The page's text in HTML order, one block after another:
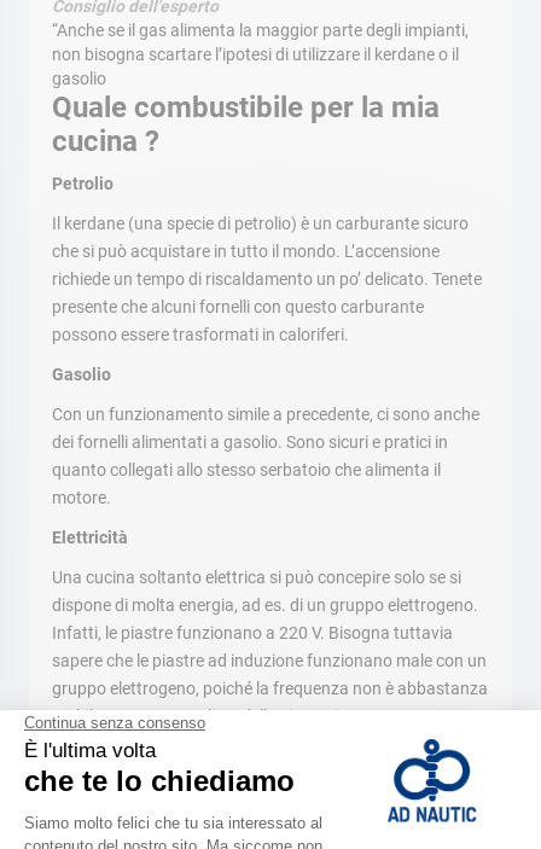
Consiglio dell'esperto
“Anche se il gas alimenta la maggior parte degli impianti,
non bisogna scartare l’ipotesi di utilizzare il kerdane o il
gasolio
Quale combustibile per la mia
cucina ?
Petrolio
Il kerdane (una specie di petrolio) è un carburante sicuro
che si può acquistare in tutto il mondo. L’accensione
richiede un tempo di riscaldamento un po’ delicato. Tenete
presente che alcuni fornelli con questo carburante
possono essere trasformati in caloriferi.
Gasolio
Con un funzionamento simile a precedente, ci sono anche
dei fornelli alimentati a gasolio. Sono sicuri e pratici in
quanto collegati allo stesso serbatoio che alimenta il
motore.
Elettricità
Una cucina soltanto elettrica si può concepire solo se si
dispone di molta energia, ad es. di un gruppo elettrogeno.
Infatti, le piastre funzionano a 220 V. Bisogna tuttavia
sapere che le piastre ad induzione funzionano male con un
gruppo elettrogeno, poiché la frequenza non è abbastanza
stabile. Occorre scegliere delle piastre in vetroceramica a
fuoco radiante, controllate meccanicamente.
Gas
Sono le cucine più diffuse. Esistono molti tipi di bombole,